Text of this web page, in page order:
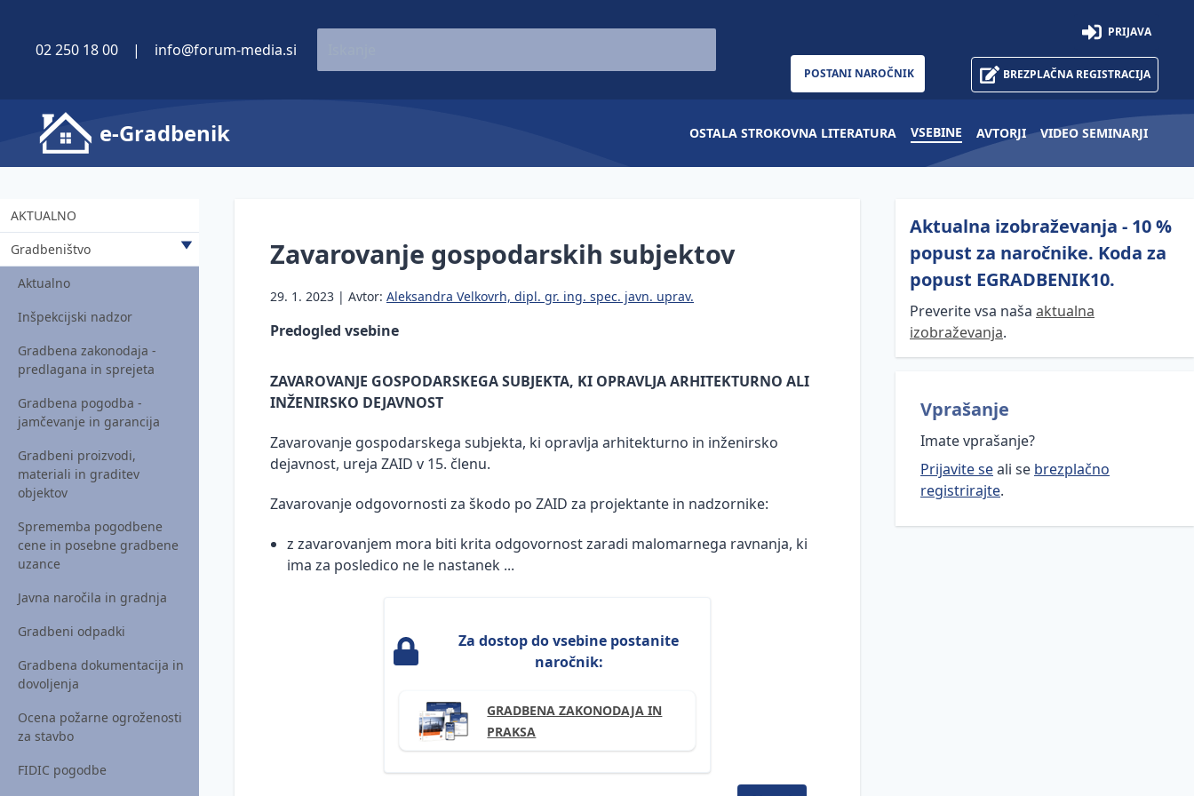
02 250 18 00 | info@forum-media.si
POSTANI NAROČNIK
PRIJAVA
BREZPLAČNA REGISTRACIJA
e-Gradbenik OSTALA STROKOVNA LITERATURA VSEBINE AVTORJI VIDEO SEMINARJI
AKTUALNO
Gradbeništvo
Aktualno
Inšpekcijski nadzor
Gradbena zakonodaja -
predlagana in sprejeta
Gradbena pogodba -
jamčevanje in garancija
Gradbeni proizvodi,
materiali in graditev
objektov
Sprememba pogodbene
cene in posebne gradbene
uzance
Javna naročila in gradnja
Gradbeni odpadki
Gradbena dokumentacija in
dovoljenja
Ocena požarne ogroženosti
za stavbo
FIDIC pogodbe
Zavarovanje gospodarskih subjektov
29. 1. 2023 | Avtor: Aleksandra Velkovrh, dipl. gr. ing. spec. javn. uprav.
Predogled vsebine
ZAVAROVANJE GOSPODARSKEGA SUBJEKTA, KI OPRAVLJA ARHITEKTURNO ALI
INŽENIRSKO DEJAVNOST
Zavarovanje gospodarskega subjekta, ki opravlja arhitekturno in inženirsko
dejavnost, ureja ZAID v 15. členu.
Zavarovanje odgovornosti za škodo po ZAID za projektante in nadzornike:
z zavarovanjem mora biti krita odgovornost zaradi malomarnega ravnanja, ki
ima za posledico ne le nastanek ...
Za dostop do vsebine postanite
naročnik:
GRADBENA ZAKONODAJA IN
PRAKSA
Aktualna izobraževanja - 10 %
popust za naročnike. Koda za
popust EGRADBENIK10.
Preverite vsa naša aktualna
izobraževanja.
Vprašanje
Imate vprašanje?
Prijavite seali se brezplačno
registrirajte.